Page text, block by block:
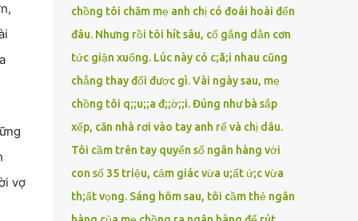
vợ
chồng tôi chăm mẹ anh chị có đoái hoài đến
đâu. Nhưng rồi tôi hít sâu, cố gắng dằn cơn
tức giận xuống. Lúc này có c;ã;i nhau cũng
chẳng thay đổi được gì. Vài ngày sau, mẹ
chồng tôi q;;u;;a đ;;ờ;;i. Đúng như bà sắp
xếp, căn nhà rơi vào tay anh rể và chị dâu.
Tôi cầm trên tay quyển sổ ngân hàng với
con số 35 triệu, cảm giác vừa u;ất ứ;c vừa
th;ất vọng. Sáng hôm sau, tôi cầm thẻ ngân